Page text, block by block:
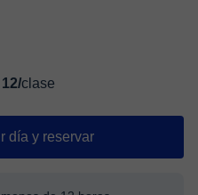
clase
día y reservar